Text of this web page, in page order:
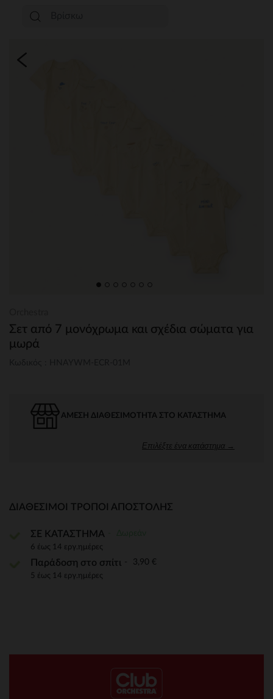
Σετ από 7 μονόχρωμα και σχέδια σώματα για
μωρά
ΆΜΕΣΗ ΔΙΑΘΕΣΙΜΌΤΗΤΑ ΣΤΟ ΚΑΤΆΣΤΗΜΑ
Επιλέξτε ένα κατάστημα →
ΔΙΑΘΈΣΙΜΟΙ ΤΡΌΠΟΙ ΑΠΟΣΤΟΛΉΣ
ΣΕ ΚΑΤΑΣΤΗΜΑ
6 έως 14 εργ.ημέρες
Παράδοση στο σπίτι 3,90 €
5 έως 14 εργ.ημέρες